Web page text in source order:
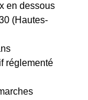
en dessous
(Hautes-
réglementé